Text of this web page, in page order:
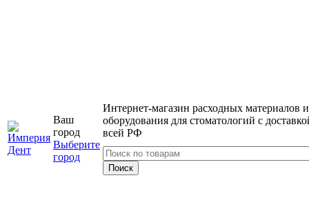
Ваш
город
Выберите
город
Интернет-магазин расходных материалов и
оборудования для стоматологий с
всей РФ